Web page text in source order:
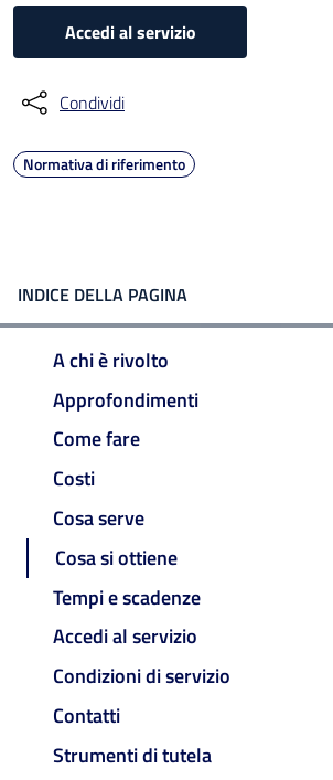
Accedi al servizio
Condividi
Normativa di riferimento
INDICE DELLA PAGINA
A chi è rivolto
Approfondimenti
Come fare
Costi
Cosa serve
Cosa si ottiene
Tempi e scadenze
Accedi al servizio
Condizioni di servizio
Contatti
Strumenti di tutela